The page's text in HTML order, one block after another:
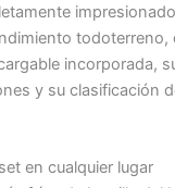
todoterreno,
incorporada,
y su clasificación
en cualquier lugar